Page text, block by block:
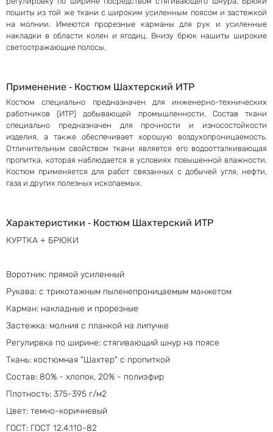
пошиты из той же ткани с широким усиленным поясом и застежкой
на молнии. Имеются прорезные карманы для рук и усиленные
накладки в области колен и ягодиц. Внизу брюк нашиты широкие
светоотражающие полосы.
Применение ‐ Костюм Шахтерский ИТР
Костюм специально предназначен для инженерно-технических
работников (ИТР) добывающей промышленности. Состав ткани
специально предназначен для прочности и износостойкости
изделия, а также обеспечивает хорошую воздухопроницаемость.
Отличительным свойством ткани является его водоотталкивающая
пропитка, которая наблюдается в условиях повышенной влажности.
Костюм применяется для работ связанных с добычей угля, нефти,
газа и других полезных ископаемых.
Характеристики ‐ Костюм Шахтерский ИТР
КУРТКА + БРЮКИ
Воротник: прямой усиленный
Рукава: с трикотажным пыленепроницаемым манжетом
Карман: накладные и прорезные
Застежка: молния с планкой на липучке
Регулирвка по ширине: стягивающий шнур на поясе
Ткань: костюмная "Шахтер" с пропиткой
Состав: 80% - хлопок, 20% - полиэфир
Плотность: 375-395 г/м2
Цвет: темно-коричневый
ГОСТ: ГОСТ 12.4.110-82